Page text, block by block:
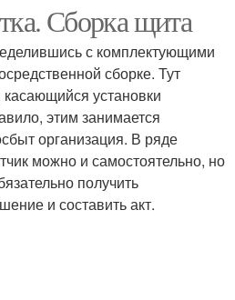
Сборка щита
с комплектующими
сборке. Тут
установки
этим занимается
организация. В ряде
можно и самостоятельно, но
получить
и составить акт.